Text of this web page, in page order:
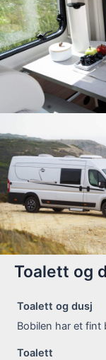
Toalett og
Toalett og dusj
Bobilen har et fint
Toalett